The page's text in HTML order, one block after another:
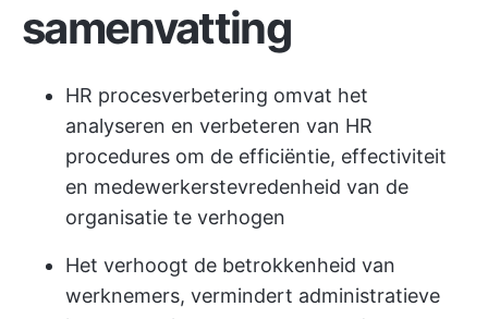
samenvatting
HR procesverbetering omvat het
analyseren en verbeteren van HR
procedures om de efficiëntie, effectiviteit
en medewerkerstevredenheid van de
organisatie te verhogen
Het verhoogt de betrokkenheid van
werknemers, vermindert administratieve